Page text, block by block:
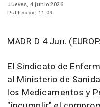
Jueves, 4 junio 2026
Publicado: 11:09
MADRID 4 Jun.
El Sindicato de
al Ministerio de
los Medicamentos y